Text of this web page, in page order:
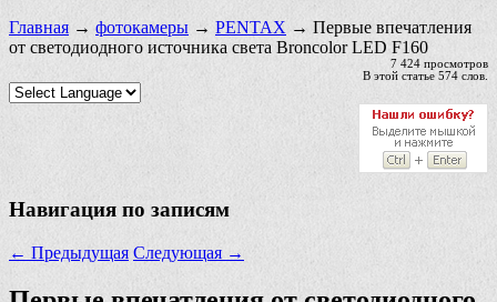
Главная → фотокамеры → PENTAX → Первые впечатления
от светодиодного источника света Broncolor LED F160
7 424 просмотров
В этой статье 574 слов.
Навигация по записям
← Предыдущая Следующая →